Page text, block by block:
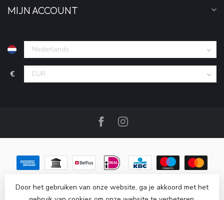
MIJN ACCOUNT
€
Door het gebruiken van onze website, ga je akkoord met het